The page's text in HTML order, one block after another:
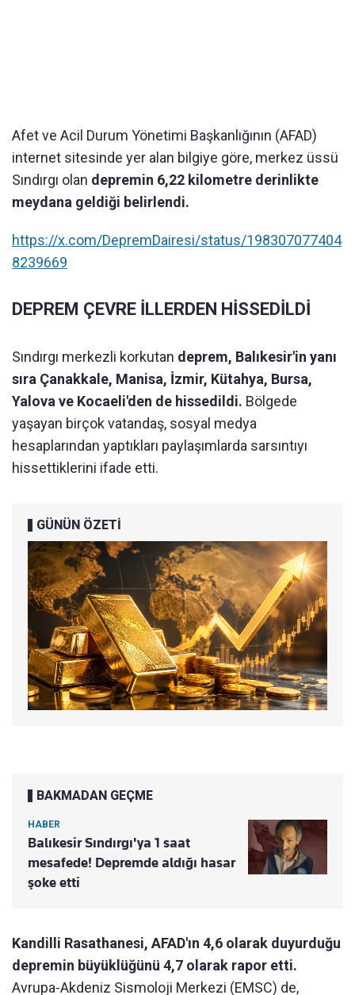
Afet ve Acil Durum Yönetimi Başkanlığının (AFAD)
internet sitesinde yer alan bilgiye göre, merkez üssü
Sındırgı olan depremin 6,22 kilometre derinlikte
meydana geldiği belirlendi.
https://x.com/DepremDairesi/status/198307077404
8239669
DEPREM ÇEVRE İLLERDEN HİSSEDİLDİ
Sındırgı merkezli korkutan deprem, Balıkesir'in yanı
sıra Çanakkale, Manisa, İzmir, Kütahya, Bursa,
Yalova ve Kocaeli'den de hissedildi. Bölgede
yaşayan birçok vatandaş, sosyal medya
hesaplarından yaptıkları paylaşımlarda sarsıntıyı
hissettiklerini ifade etti.
GÜNÜN ÖZETİ
BAKMADAN GEÇME
HABER
Balıkesir Sındırgı'ya 1 saat
mesafede! Depremde aldığı hasar
şoke etti
Kandilli Rasathanesi, AFAD'ın 4,6 olarak duyurduğu
depremin büyüklüğünü 4,7 olarak rapor etti.
Avrupa-Akdeniz Sismoloji Merkezi (EMSC) de,